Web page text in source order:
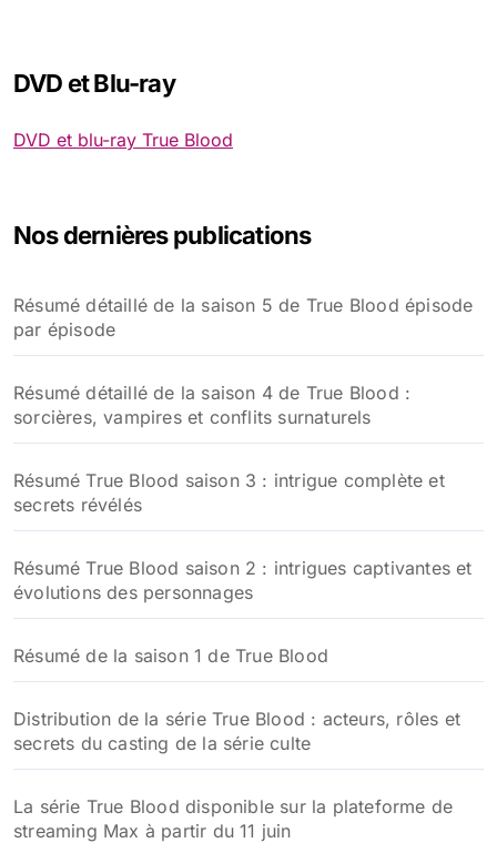
DVD et Blu-ray
DVD et blu-ray True Blood
Nos dernières publications
Résumé détaillé de la saison 5 de True Blood épisode
par épisode
Résumé détaillé de la saison 4 de True Blood :
sorcières, vampires et conflits surnaturels
Résumé True Blood saison 3 : intrigue complète et
secrets révélés
Résumé True Blood saison 2 : intrigues captivantes et
évolutions des personnages
Résumé de la saison 1 de True Blood
Distribution de la série True Blood : acteurs, rôles et
secrets du casting de la série culte
La série True Blood disponible sur la plateforme de
streaming Max à partir du 11 juin